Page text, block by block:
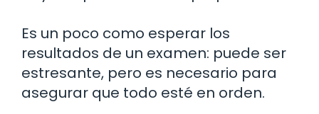
Es un poco como esperar los
resultados de un examen: puede ser
estresante, pero es necesario para
asegurar que todo esté en orden.